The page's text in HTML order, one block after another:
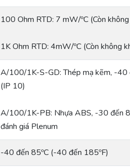
100 Ohm RTD: 7 mW/ºC (Còn
1K Ohm RTD: 4mW/ºC (Còn không
A/100/1K-S-GD: Thép mạ kẽm, -
(IP 10)
A/100/1K-PB: Nhựa ABS, -30 đến
đánh giá Plenum
-40 đến 85ºC (-40 đến 185ºF)